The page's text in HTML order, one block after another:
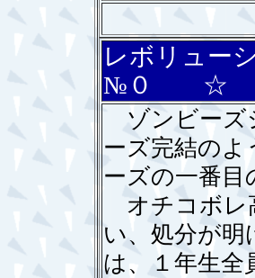
レボリュー
№０ ☆
ゾンビーズ
ーズ完結の
ーズの一番目
オチコボレ
い、処分が
は、１年生全